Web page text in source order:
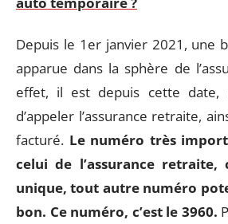
Depuis le 1er janvier 2021, une
apparue dans la sphère de
effet, il est depuis cette date,
d’appeler l’assurance retraite,
facturé. Le numéro très
celui de l’assurance
unique, tout autre numéro
bon. Ce numéro, c’est le 3960.